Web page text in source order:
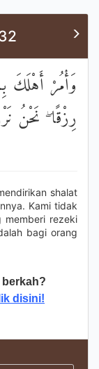
وَأْمُرْ أَهْلَكَ
رِزْقًا ۖ نَحْنُ
shalat
Kami tidak
memberi rezeki
bagi orang
berkah?
disini!